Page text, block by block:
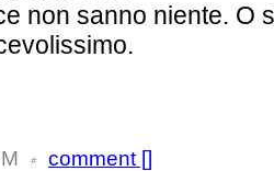
non sanno niente. O
comment []